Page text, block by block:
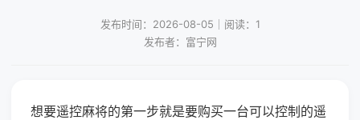
发布时间：2026-08-05｜阅读：1
发布者：富宁网
想要遥控麻将的第一步就是要购买一台可以控制的遥